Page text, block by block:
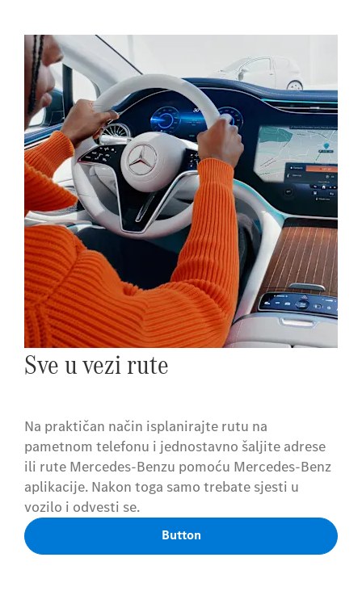
Sve u vezi rute
Na praktičan način isplanirajte rutu na
pametnom telefonu i jednostavno šaljite adrese
ili rute Mercedes-Benzu pomoću Mercedes-Benz
aplikacije. Nakon toga samo trebate sjesti u
vozilo i odvesti se.
Button